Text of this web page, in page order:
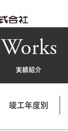
Works
実績紹介
竣工年度別